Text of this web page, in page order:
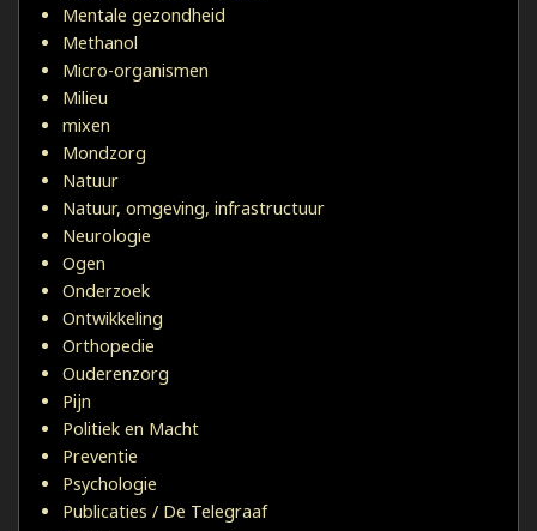
Mentale gezondheid
Methanol
Micro-organismen
Milieu
mixen
Mondzorg
Natuur
Natuur, omgeving, infrastructuur
Neurologie
Ogen
Onderzoek
Ontwikkeling
Orthopedie
Ouderenzorg
Pijn
Politiek en Macht
Preventie
Psychologie
Publicaties / De Telegraaf